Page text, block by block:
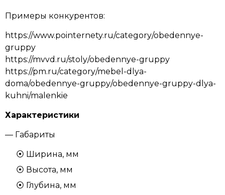
Примеры конкурентов:
https://www.pointernety.ru/category/obedennye-
gruppy
https://mvvd.ru/stoly/obedennye-gruppy
https://pm.ru/category/mebel-dlya-
doma/obedennye-gruppy/obedennye-gruppy-dlya-
kuhni/malenkie
Характеристики
— Габариты
Ширина, мм
Высота, мм
Глубина, мм